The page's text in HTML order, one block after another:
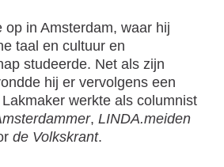
op in Amsterdam, waar hij
taal en cultuur en
studeerde. Net als zijn
hij er vervolgens een
werkte als columnist
, LINDA.meiden
de Volkskrant.